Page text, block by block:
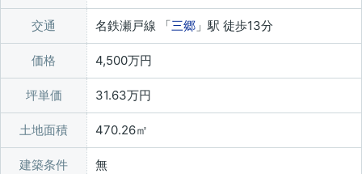
交通 名鉄瀬戸線 「三郷 」駅 徒歩13分
価格 4,500万円
坪単価 31.63万円
土地面積 470.26㎡
建築条件 無